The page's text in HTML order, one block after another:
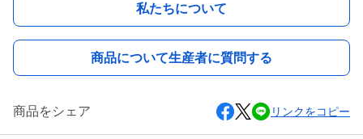
私たちについて
商品について生産者に質問する
商品をシェア リンクをコピー